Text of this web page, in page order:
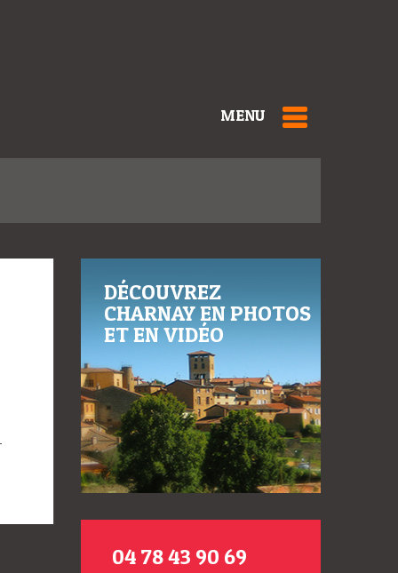
MENU
DÉCOUVREZ
CHARNAY EN PHOTOS
ET EN VIDÉO
04 78 43 90 69